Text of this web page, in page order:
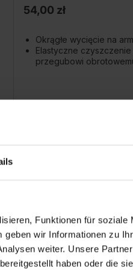
Funktionen für soziale
wir Informationen zu
weiter. Unsere
haben oder die
54,00 zł
Okrągłe wycięcie na
Elastyczne czyszczenie
przegubowi